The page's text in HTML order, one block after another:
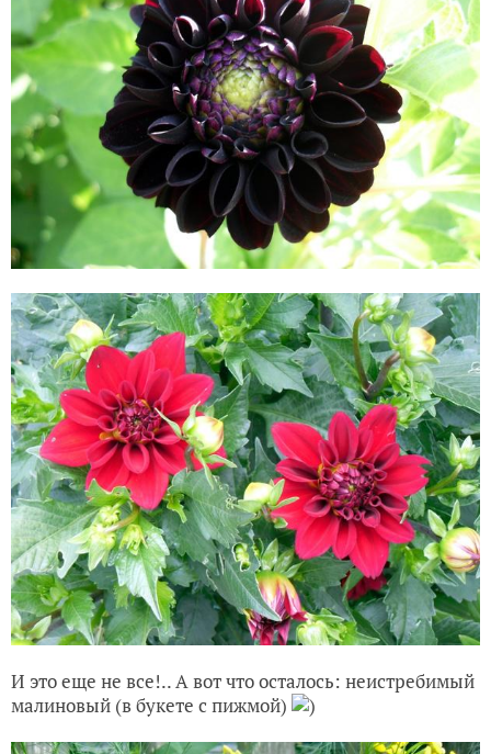
И это еще не все!.. А вот что осталось: неистребимый
малиновый (в букете с пижмой)
)